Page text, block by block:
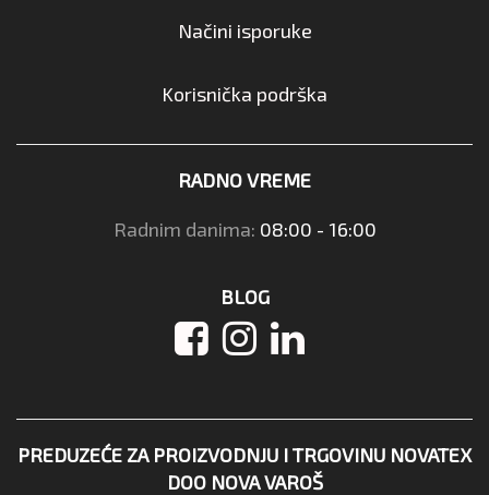
Načini isporuke
Korisnička podrška
RADNO VREME
Radnim danima: 08:00 - 16:00
BLOG
PREDUZEĆE ZA PROIZVODNJU I TRGOVINU NOVATEX
DOO NOVA VAROŠ